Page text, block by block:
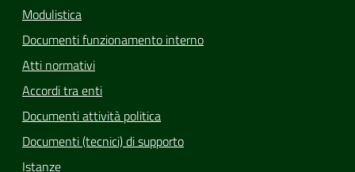
Modulistica
Documenti funzionamento interno
Atti normativi
Accordi tra enti
Documenti attività politica
Documenti (tecnici) di supporto
Istanze